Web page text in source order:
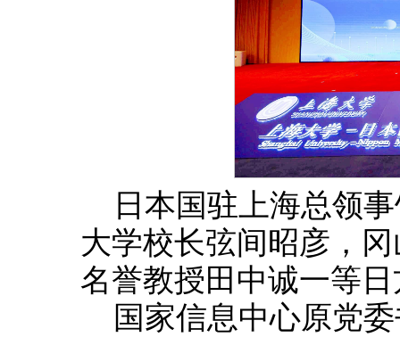
日本国驻上海总领
大学校长弦间昭彦，
名誉教授田中诚一等
国家信息中心原党